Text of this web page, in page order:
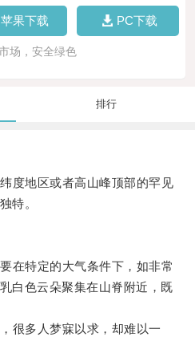
苹果下载 PC下载
场，安全绿色
排行
地区或者高山峰顶部的罕见
特。
特定的大气条件下，如非常
白色云朵聚集在山脊附近，既
多人梦寐以求，却难以一